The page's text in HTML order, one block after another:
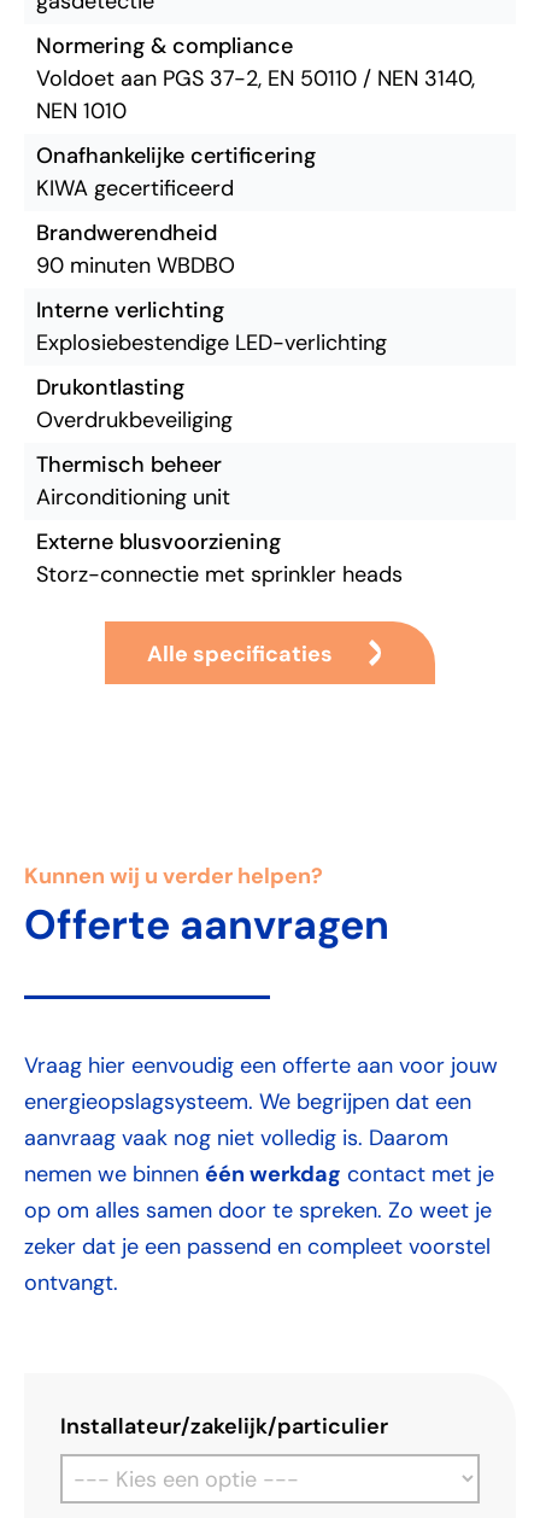
Normering & compliance
Voldoet aan PGS 37-2, EN 50110 / NEN 3140,
NEN 1010
Onafhankelijke certificering
KIWA gecertificeerd
Brandwerendheid
90 minuten WBDBO
Interne verlichting
Explosiebestendige LED-verlichting
Drukontlasting
Overdrukbeveiliging
Thermisch beheer
Airconditioning unit
Externe blusvoorziening
Storz-connectie met sprinkler heads
Alle specificaties
IoT op afstand monitoring
Container Opties
Uitgebreide elektrische capaciteit
Extra krachtige aansluiting in overleg
Visuele & thermische bewaking
24/7 live (thermische) camera
Mobiele communicatie
3G / 4G connectie
Toegangscontrole
Overspanningsbeveiliging
Bliksembeveiliging
Kunnen wij u verder helpen?
Offerte aanvragen
Vraag hier eenvoudig een offerte aan voor jouw
energieopslagsysteem. We begrijpen dat een
aanvraag vaak nog niet volledig is. Daarom
nemen we binnen één werkdag contact met je
op om alles samen door te spreken. Zo weet je
zeker dat je een passend en compleet voorstel
ontvangt.
Installateur/zakelijk/particulier